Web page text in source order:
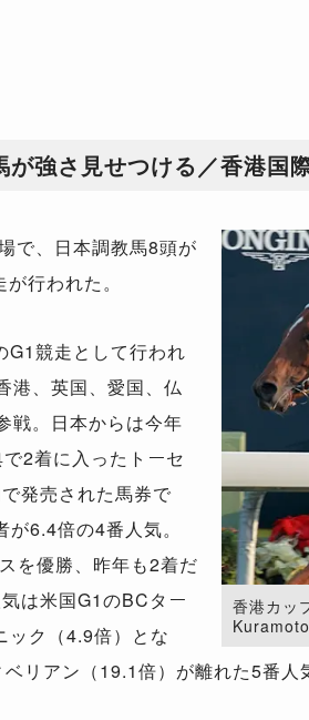
強さ見せつける／香港国
香港カッ
Kuramoto
で、日本調教馬8頭が
行われた。
競走として行われ
港、英国、愛国、仏
戦。日本からは今年
2着に入ったトーセ
発売された馬券で
6.4倍の4番人気。
を優勝、昨年も2着だ
は米国G1のBCター
ック（4.9倍）とな
リアン（19.1倍）が離れた5番人